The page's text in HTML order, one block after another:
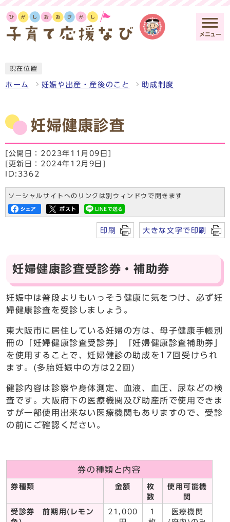
メニュー
現在位置
ホーム 妊娠や出産・産後のこと 助成制度
妊婦健康診査
[公開日：2023年11月09日]
[更新日：2024年12月9日]
ID:3362
ソーシャルサイトへのリンクは別ウィンドウで開きます
印刷 大きな文字で印刷
妊婦健康診査受診券・補助券
妊娠中は普段よりもいっそう健康に気をつけ、必ず妊
婦健康診査を受診しましょう。
東大阪市に居住している妊婦の方は、母子健康手帳別
冊の「妊婦健康診査受診券」「妊婦健康診査補助券」
を使用することで、妊婦健診の助成を17回受けられ
ます。(多胎妊娠中の方は22回)
健診内容は診察や身体測定、血液、血圧、尿などの検
査です。大阪府下の医療機関及び助産所で使用できま
すが一部使用出来ない医療機関もありますので、受診
の前にご確認ください。
券の種類と内容
券種類 金額
枚
数
使用可能機
関
受診券 前期用(レモン
21,000
1
医療機関